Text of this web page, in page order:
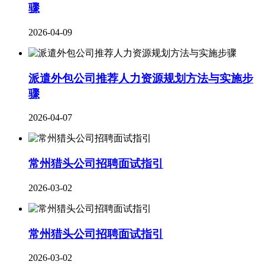
骤
2026-04-09
派遣外包公司推荐人力资源规划方法与实施步
骤
2026-04-07
常州猎头公司招聘面试指引
2026-03-02
常州猎头公司招聘面试指引
2026-03-02